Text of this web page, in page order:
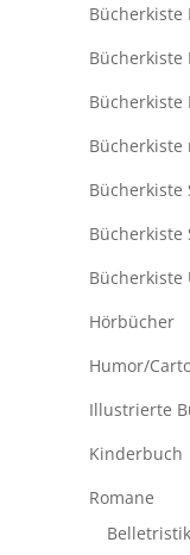
Bücherkiste
Bücherkiste
Bücherkiste
Bücherkiste
Bücherkiste
Bücherkiste
Hörbücher
Humor/
Illustrierte
Kinderbuch
Romane
Belletristik